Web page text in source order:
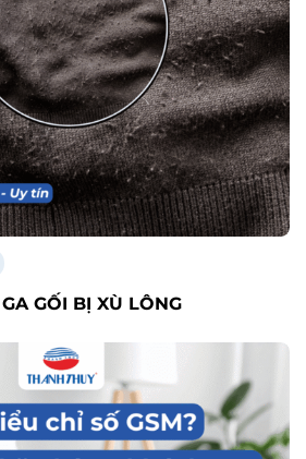
GỐI BỊ XÙ LÔNG